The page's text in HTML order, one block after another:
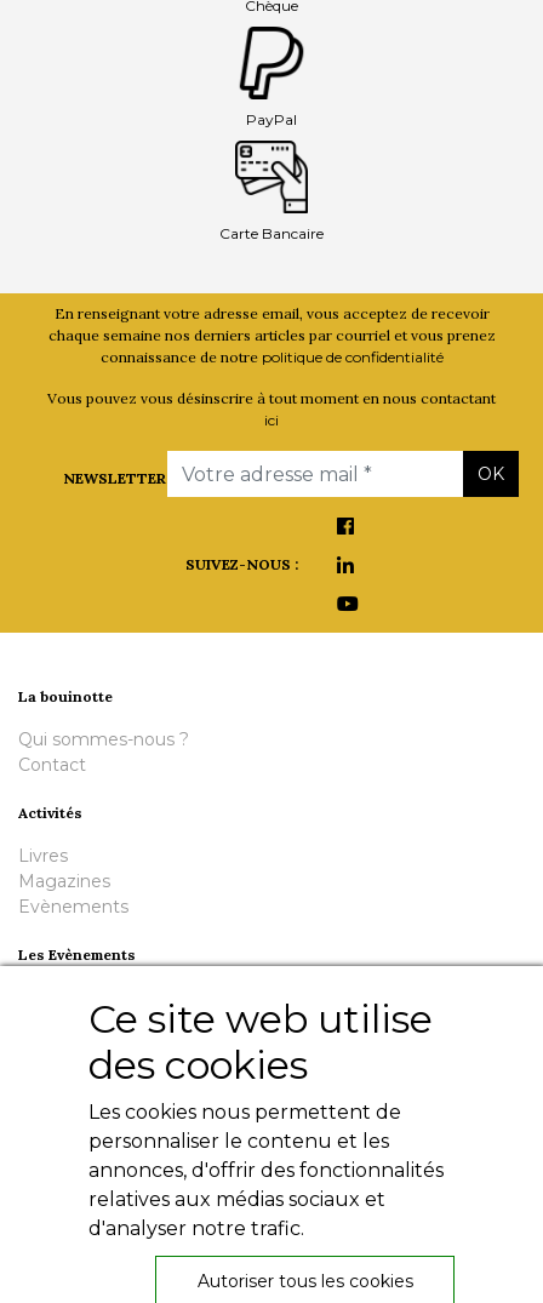
Ce site web utilise
des cookies
Les cookies nous permettent de
personnaliser le contenu et les
annonces, d'offrir des fonctionnalités
relatives aux médias sociaux et
d'analyser notre trafic.
Autoriser tous les cookies
Chèque
PayPal
Carte Bancaire
En renseignant votre adresse email, vous acceptez de recevoir
chaque semaine nos derniers articles par courriel et vous prenez
connaissance de notre politique de confidentialité
Vous pouvez vous désinscrire à tout moment en nous contactant
ici
NEWSLETTER
Email OK
SUIVEZ-NOUS :
La bouinotte
Qui sommes-nous ?
Contact
Activités
Livres
Magazines
Evènements
Les Evènements
Nuit de la Bouinotte
Besoin d'aide ?
Livres numériques
Mentions légales
Conditions générales
Politique de confidentialité